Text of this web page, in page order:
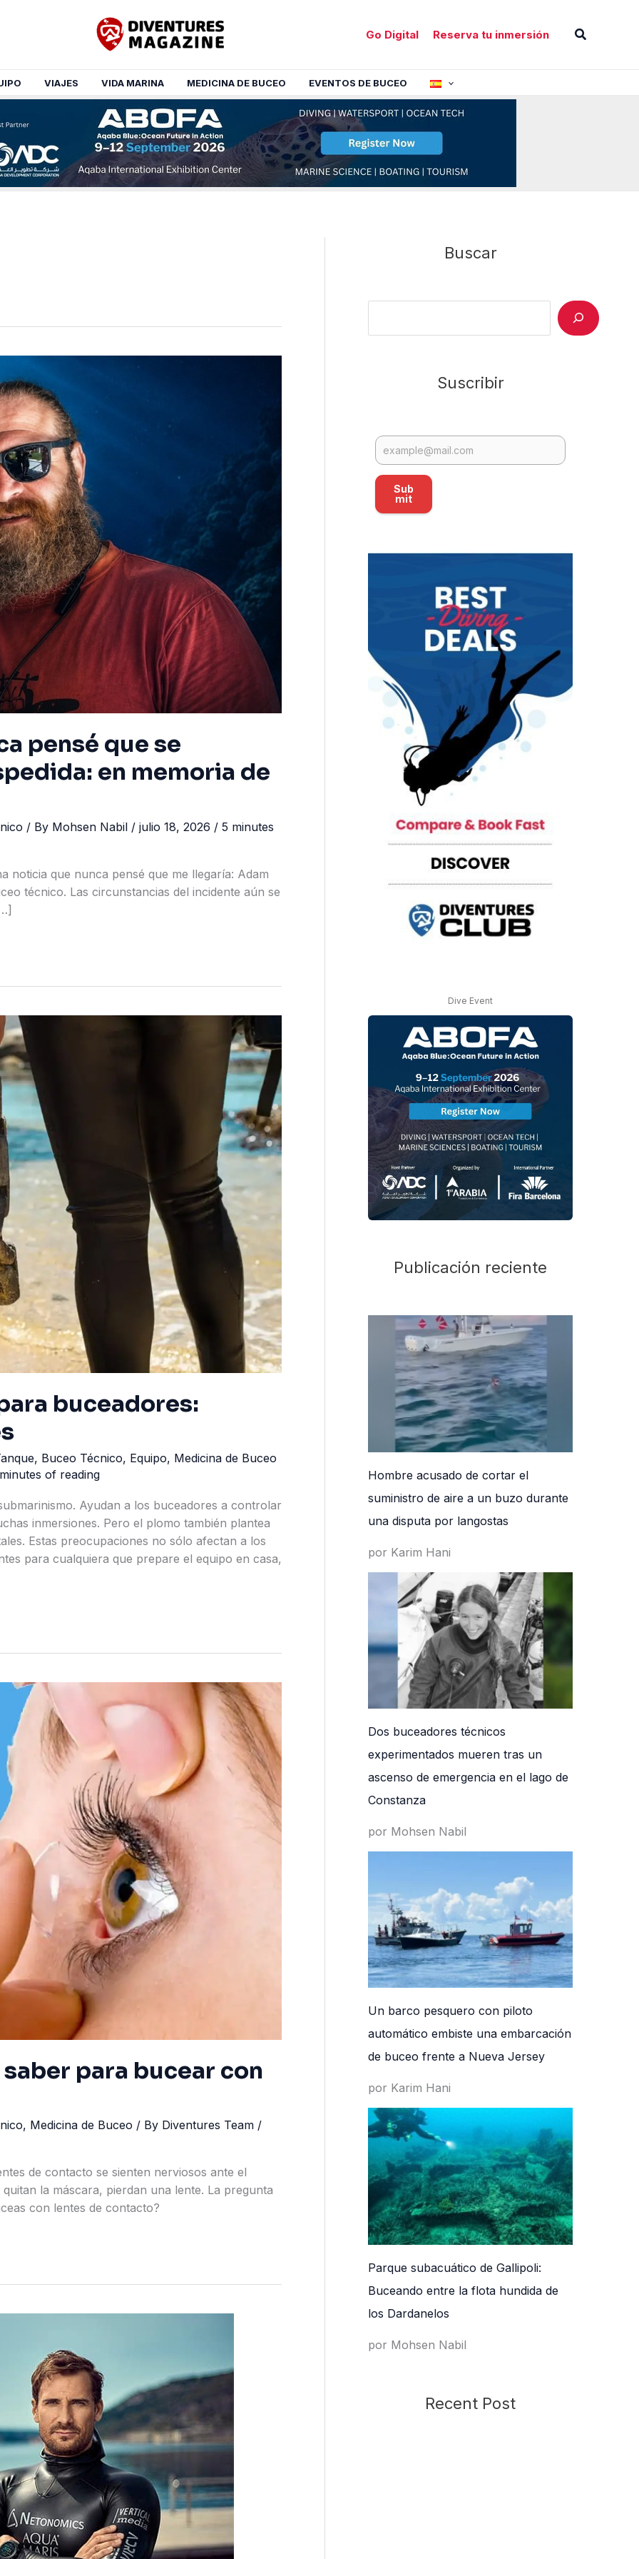
Go Digital Reserva tu inmersión Buscar
VIAJES VIDA MARINA MEDICINA DE BUCEO EVENTOS DE BUCEO
pensé que se
en memoria de
/ By Mohsen Nabil / julio 18, 2026 / 5 minutes
noticia que nunca pensé que me llegaría: Adam
técnico. Las circunstancias del incidente aún se
buceadores:
, Buceo Técnico, Equipo, Medicina de Buceo
of reading
Ayudan a los buceadores a controlar
inmersiones. Pero el plomo también plantea
Estas preocupaciones no sólo afectan a los
para cualquiera que prepare el equipo en casa,
para bucear con
, Medicina de Buceo / By Diventures Team /
de contacto se sienten nerviosos ante el
la máscara, pierdan una lente. La pregunta
con lentes de contacto?
Buscar
Suscribir
Sub
mit
Dive Event
Publicación reciente
Hombre acusado de cortar el
suministro de aire a un buzo durante
una disputa por langostas
por Karim Hani
Dos buceadores técnicos
experimentados mueren tras un
ascenso de emergencia en el lago de
Constanza
por Mohsen Nabil
Un barco pesquero con piloto
automático embiste una embarcación
de buceo frente a Nueva Jersey
por Karim Hani
Parque subacuático de Gallipoli:
Buceando entre la flota hundida de
los Dardanelos
por Mohsen Nabil
Recent Post